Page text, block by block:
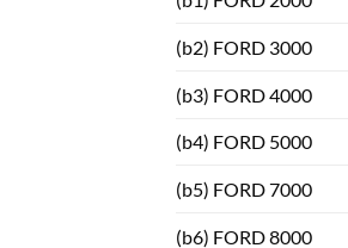
(b2) FORD 3000
(b3) FORD 4000
(b4) FORD 5000
(b5) FORD 7000
(b6) FORD 8000